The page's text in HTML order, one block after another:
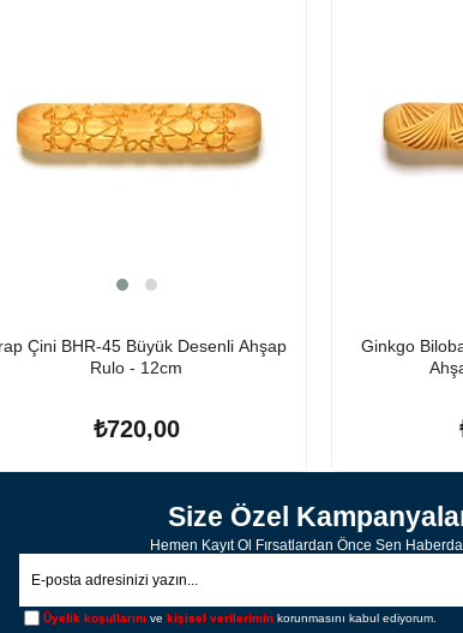
Çini BHR-45 Büyük Desenli Ahşap
Rulo - 12cm
₺720,00
Ginkgo
Size Özel
Hemen Kayıt Ol Fırsatlardan Önce Sen
Üyelik koşullarını ve kişisel verilerimin korunmasını kabul ediyorum.